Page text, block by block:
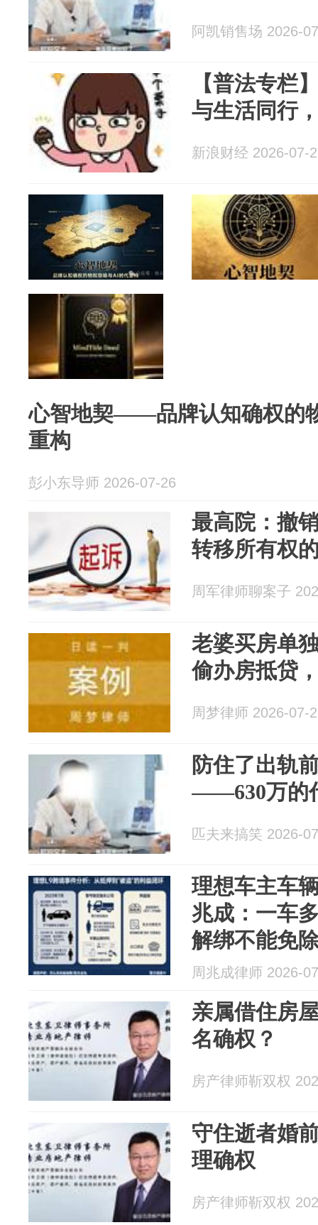
阿凯销售场 2026-
【普法专栏
与生活同行
新浪财经 2026-07-
心智地契——品牌认知确权的
重构
彭小东导师 2026-07-26
最高院：撤
转移所有权
周军律师聊案子
老婆买房单
偷办房抵贷
周梦律师 2026-07-
防住了出轨
——630万的
匹夫来搞笑 2026-
理想车主车
兆成：一车
解绑不能免
周兆成律师 2026-
亲属借住房
名确权？
房产律师靳双权
守住逝者婚
理确权
房产律师靳双权